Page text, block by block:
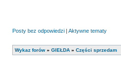
Posty bez odpowiedzi | Aktywne tematy
Wykaz forów » GIEŁDA » Części sprzedam